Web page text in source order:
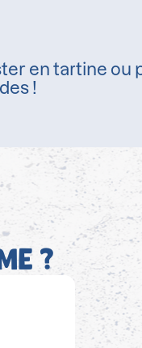
en tartine ou
!
?